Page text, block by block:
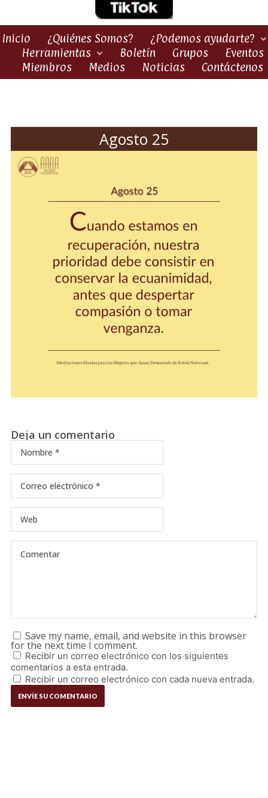
Inicio ¿Quiénes Somos?
¿Podemos ayudarte?
Herramientas
Boletín Grupos
Eventos
Miembros
Medios Noticias Contáctenos
Agosto 25
Deja un comentario
Save my name, email, and website in this browser
for the next time I comment.
Recibir un correo electrónico con los siguientes
comentarios a esta entrada.
Recibir un correo electrónico con cada nueva entrada.